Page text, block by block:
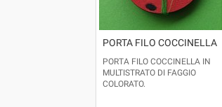
PORTA FILO COCCINELLA
PORTA FILO COCCINELLA IN
MULTISTRATO DI FAGGIO
COLORATO.